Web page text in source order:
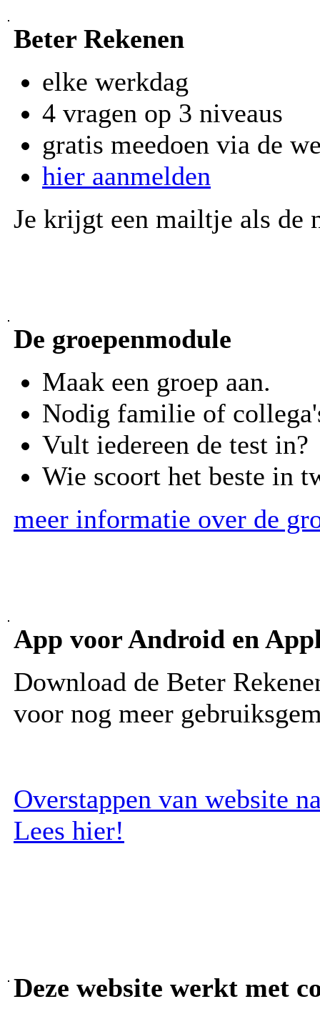
Beter Rekenen
elke werkdag
4 vragen op 3 niveaus
gratis meedoen via de
hier aanmelden
Je krijgt een mailtje als de
De groepenmodule
Maak een groep aan.
Nodig familie of
Vult iedereen de test in?
Wie scoort het beste in
meer informatie over de
App voor Android en
Download de Beter
voor nog meer
Overstappen van website
Lees hier!
Deze website werkt met